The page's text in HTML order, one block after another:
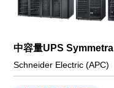
中容量UPS Symmetra
Schneider Electric (APC)